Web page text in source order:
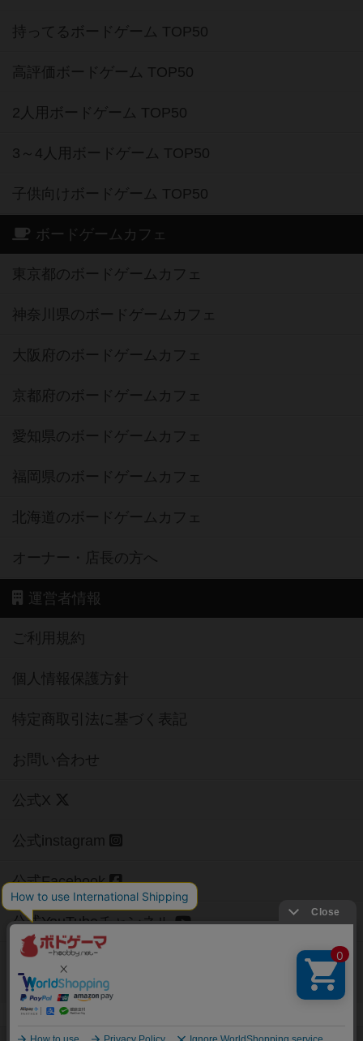
持ってるボードゲーム TOP50
高評価ボードゲーム TOP50
2人用ボードゲーム TOP50
3～4人用ボードゲーム TOP50
子供向けボードゲーム TOP50
ボードゲームカフェ
東京都のボードゲームカフェ
神奈川県のボードゲームカフェ
大阪府のボードゲームカフェ
京都府のボードゲームカフェ
愛知県のボードゲームカフェ
福岡県のボードゲームカフェ
北海道のボードゲームカフェ
オーナー・店長の方へ
運営者情報
ご利用規約
個人情報保護方針
特定商取引法に基づく表記
お問い合わせ
公式X
公式instagram
公式Facebook
公式YouTubeチャンネル